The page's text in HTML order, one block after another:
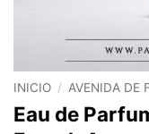
INICIO / AVENIDA DE
Eau de